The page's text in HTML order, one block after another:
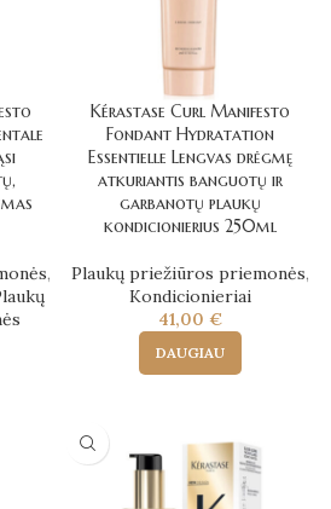
,
Kérastase Curl Manifesto
Fondant Hydratation
Essentielle Lengvas drėgmę
atkuriantis banguotų ir
garbanotų plaukų
kondicionierius 250ml
Plaukų priežiūros priemonės,
Kondicionieriai
41,00 €
DAUGIAU